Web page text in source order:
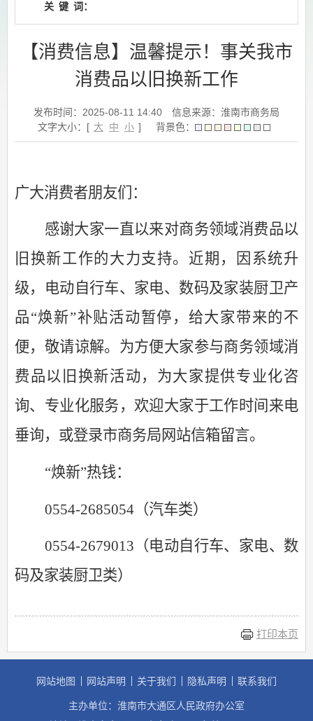
关 键 词：
【消费信息】温馨提示！事关我市
消费品以旧换新工作
发布时间：2025-08-11 14:40
信息来源：淮南市商务局
文字大小：[ 大 中 小 ] 背景色：
广大消费者朋友们：
感谢大家一直以来对商务领域消费品以
旧换新工作的大力支持。近期，因系统升
级，电动自行车、家电、数码及家装厨卫产
品“焕新”补贴活动暂停，给大家带来的不
便，敬请谅解。为方便大家参与商务领域消
费品以旧换新活动，为大家提供专业化咨
询、专业化服务，欢迎大家于工作时间来电
垂询，或登录市商务局网站信箱留言。
“焕新”热钱：
0554-2685054（汽车类）
0554-2679013（电动自行车、家电、数
码及家装厨卫类）
打印本页
网站地图 网站声明 关于我们 隐私声明 联系我们
主办单位：淮南市大通区人民政府办公室